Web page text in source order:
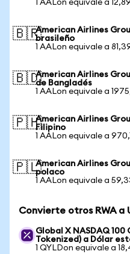
1 AALon equivale a
🇧🇷American Airlines
brasileño
1 AALon equivale a
🇧🇩American Airlines
de Bangladés
1 AALon equivale a
🇵🇭American Airlines
Filipino
1 AALon equivale a
🇵🇱American Airlines
polaco
1 AALon equivale a
Convierte otros RWA a
Global X NASDAQ
Tokenized) a Dólar
1 QYLDon equivale a